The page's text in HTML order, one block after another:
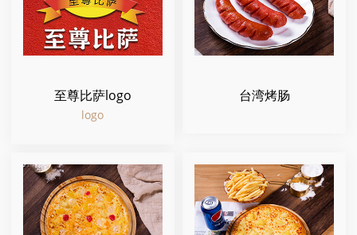
至尊比萨logo
logo
台湾烤肠